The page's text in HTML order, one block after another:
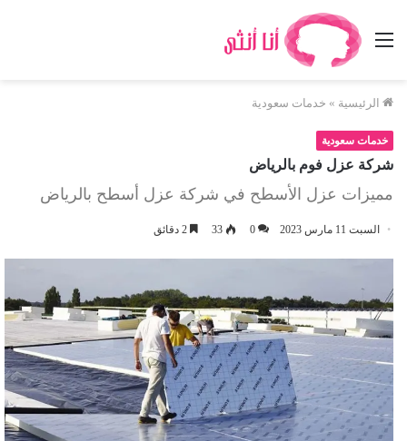
القائمة
الرئيسية » خدمات سعودية
خدمات سعودية
شركة عزل فوم بالرياض
مميزات عزل الأسطح في شركة عزل أسطح بالرياض
السبت 11 مارس 2023 0
33